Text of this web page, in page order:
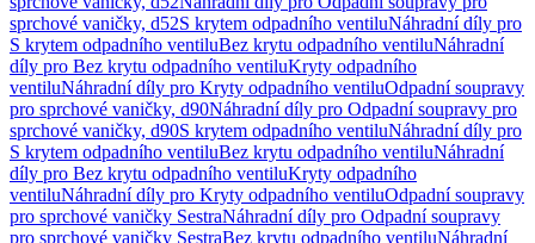
sprchové vaničky, d52S krytem odpadního ventiluNáhradní díly pro
S krytem odpadního ventiluBez krytu odpadního ventiluNáhradní
díly pro Bez krytu odpadního ventiluKryty odpadního
ventiluNáhradní díly pro Kryty odpadního ventiluOdpadní soupravy
pro sprchové vaničky, d90Náhradní díly pro Odpadní soupravy pro
sprchové vaničky, d90S krytem odpadního ventiluNáhradní díly pro
S krytem odpadního ventiluBez krytu odpadního ventiluNáhradní
díly pro Bez krytu odpadního ventiluKryty odpadního
ventiluNáhradní díly pro Kryty odpadního ventiluOdpadní soupravy
pro sprchové vaničky SestraNáhradní díly pro Odpadní soupravy
pro sprchové vaničky SestraBez krytu odpadního ventiluNáhradní